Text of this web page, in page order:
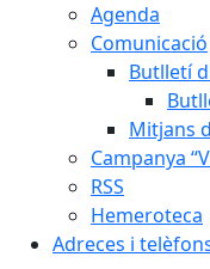
Agenda
Comunicació
Butlletí
Mitjans
Campanya
RSS
Hemeroteca
Adreces i